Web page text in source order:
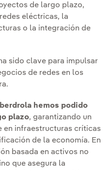
de largo plazo,
eléctricas, la
o la integración de
sido clave para impulsar
de redes en los
Iberdrola hemos podido
plazo, garantizando un
en infraestructuras críticas
de la economía. En
basada en activos no
que asegura la